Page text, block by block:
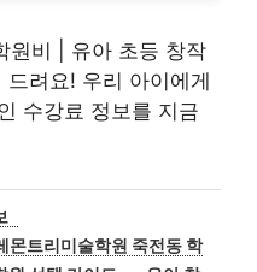
원비 | 유아 초등 창작
려요! 우리 아이에게
수강료 정보를 지금
몬트리미술학원 죽전동 학